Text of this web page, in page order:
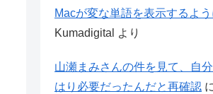
Macが変な単語を表示するよう
Kumadigital
より
山瀬まみさんの件を見て、自
はり必要だったんだと再確認